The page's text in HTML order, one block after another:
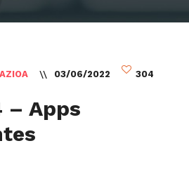
03/06/2022 304
– Apps